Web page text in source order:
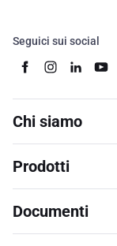
Seguici sui social
Chi siamo
Prodotti
Documenti